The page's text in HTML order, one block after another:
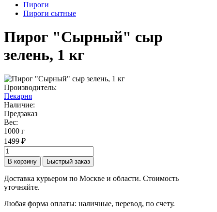
Пироги
Пироги сытные
Пирог "Сырный" сыр
зелень, 1 кг
Производитель:
Пекарня
Наличие:
Предзаказ
Вес:
1000 г
1499 ₽
В корзину Быстрый заказ
Доставка курьером по Москве и области. Стоимость
уточняйте.
Любая форма оплаты: наличные, перевод, по счету.